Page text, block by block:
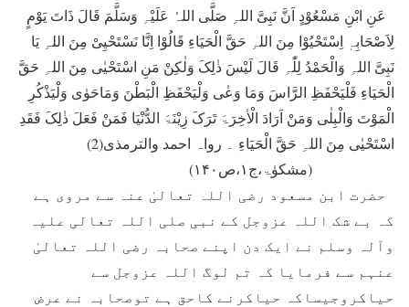
عَنِ ابْنِ مَسْعُوْدٍ اَنَّ نَبِیَّ اللہِ صَلَّی اللہُ عَلَیْہِ وَسَلَّمَ قَالَ ذَاتَ یَوْمٍ
لِاَصْحَابِہٖ اِسْتَحْیُوْا مِنَ اللہِ حَقَّ الْحَیَاءِ قَالُوْا اِنَّا نَسْتَحْیِیْ مِنَ اللہِ یَا
نَبِیَّ اللہِ وَالْحَمْدُ لِلّٰہِ قَالَ لَیْسَ ذٰلِکَ وَلٰکِنْ مَنِ اسْتَحْیٰی مِنَ اللہِ حَقَّ
الْحَیَاءِ فَلْیَحْفَظِ الرَّاسَ وَمَا وَعٰی وَلْیَحْفَظِ الْبَطْنَ وَمَاحَوٰی وَلْیَذْکُرِ
الْمَوْتَ وَالْبِلٰی وَمَنْ اَرَادَ الْاٰخِرَۃَ تَرَکَ زِیْنَۃَ الدُّنْیَا فَمَنْ فَعَلَ ذٰلِکَ فَقَدِ
اسْتَحْیٰی مِنَ اللہِ حَقَّ الْحَیَاءِ ۔ رواہ احمد والترمذی(2)
(مشکوٰۃ،ج۱،ص۱۴۰)
حضرت ابن مسعود رضی اللہ تعالیٰ عنہ سے مروی ہے
کہ بے شک اللہ عزوجل کے نبی صلی اللہ تعالی علیہ
وآلہ وسلم نے ایک دن اپنے صحابہ رضی اللہ تعالیٰ
عنہم سے فرمایا کہ تم لوگ اللہ عزوجل سے
حیاکروجیساکہ حیاکرنے کاحق ہے توصحابہ نے عرض